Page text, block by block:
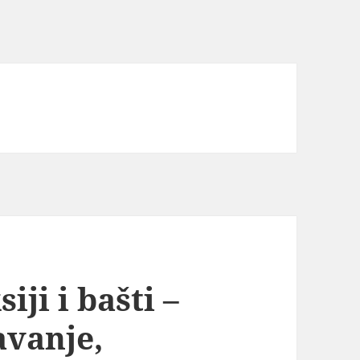
i bašti –